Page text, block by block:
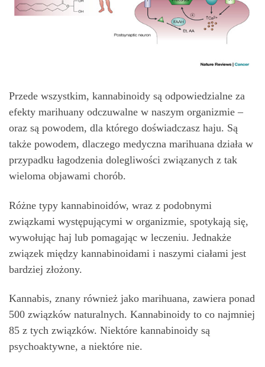
Przede wszystkim, kannabinoidy są odpowiedzialne za
efekty marihuany odczuwalne w naszym organizmie –
oraz są powodem, dla którego doświadczasz haju. Są
także powodem, dlaczego medyczna marihuana działa w
przypadku łagodzenia dolegliwości związanych z tak
wieloma objawami chorób.
Różne typy kannabinoidów, wraz z podobnymi
związkami występującymi w organizmie, spotykają się,
wywołując haj lub pomagając w leczeniu. Jednakże
związek między kannabinoidami i naszymi ciałami jest
bardziej złożony.
Kannabis, znany również jako marihuana, zawiera ponad
500 związków naturalnych. Kannabinoidy to co najmniej
85 z tych związków. Niektóre kannabinoidy są
psychoaktywne, a niektóre nie.